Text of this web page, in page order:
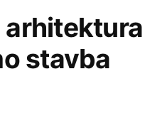
arhitektura
stavba